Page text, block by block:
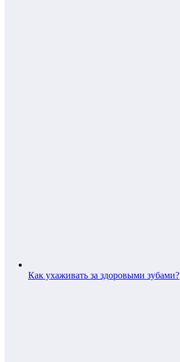
Как ухаживать за здоровыми зубами?